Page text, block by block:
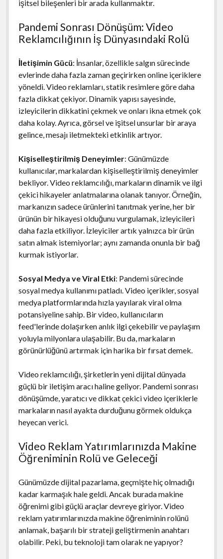
işitsel bileşenleri bir arada kullanmaktır.
Pandemi Sonrası Dönüşüm: Video
Reklamcılığının İş Dünyasındaki Rolü
İletişimin Gücü: İnsanlar, özellikle salgın sürecinde
evlerinde daha fazla zaman geçirirken online içeriklere
yöneldi. Video reklamları, statik resimlere göre daha
fazla dikkat çekiyor. Dinamik yapısı sayesinde,
izleyicilerin dikkatini çekmek ve onları ikna etmek çok
daha kolay. Ayrıca, görsel ve işitsel unsurlar bir araya
gelince, mesajı iletmekteki etkinlik artıyor.
Kişiselleştirilmiş Deneyimler: Günümüzde
kullanıcılar, markalardan kişiselleştirilmiş deneyimler
bekliyor. Video reklamcılığı, markaların dinamik ve ilgi
çekici hikayeler anlatmalarına olanak tanıyor. Örneğin,
markanızın sadece ürünlerini tanıtmak yerine, her bir
ürünün bir hikayesi olduğunu vurgulamak, izleyicileri
daha fazla etkiliyor. İzleyiciler artık yalnızca bir ürün
satın almak istemiyorlar; aynı zamanda onunla bir bağ
kurmak istiyorlar.
Sosyal Medya ve Viral Etki: Pandemi sürecinde
sosyal medya kullanımı patladı. Video içerikler, sosyal
medya platformlarında hızla yayılarak viral olma
potansiyeline sahip. Bir video, kullanıcıların
feed'lerinde dolaşırken anlık ilgi çekebilir ve paylaşım
yoluyla milyonlara ulaşabilir. Bu da, markaların
görünürlüğünü artırmak için harika bir fırsat demek.
Video reklamcılığı, şirketlerin yeni dijital dünyada
güçlü bir iletişim aracı haline geliyor. Pandemi sonrası
dönüşümde, yaratıcı ve dikkat çekici video içeriklerle
markaların nasıl ayakta durduğunu görmek oldukça
heyecan verici.
Video Reklam Yatırımlarınızda Makine
Öğreniminin Rolü ve Geleceği
Günümüzde dijital pazarlama, geçmişte hiç olmadığı
kadar karmaşık hale geldi. Ancak burada makine
öğrenimi gibi güçlü araçlar devreye giriyor. Video
reklam yatırımlarınızda makine öğreniminin rolünü
anlamak, başarılı bir strateji geliştirmenin anahtarı
olabilir. Peki, bu teknoloji tam olarak ne yapıyor?